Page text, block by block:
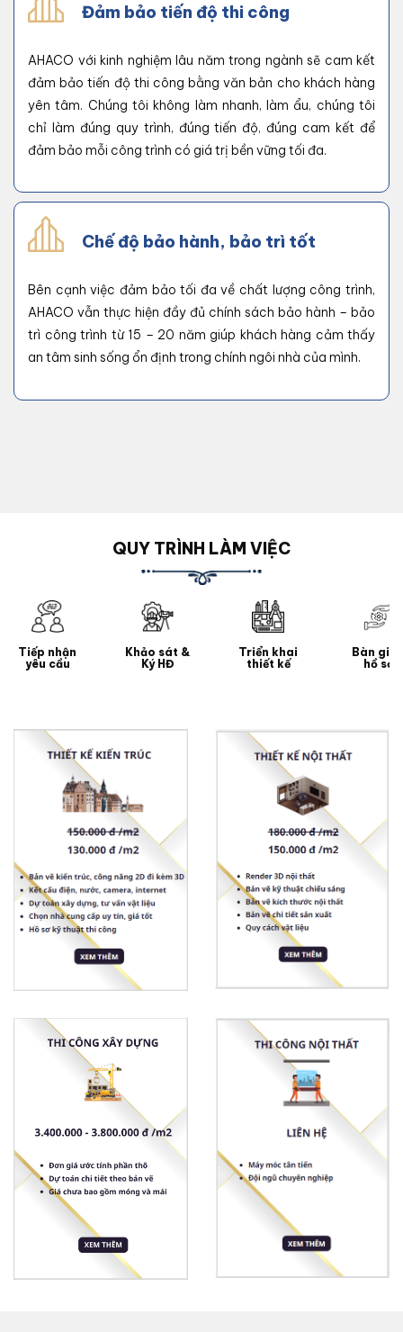
Đảm bảo tiến độ thi công
AHACO với kinh nghiệm lâu năm trong ngành sẽ cam kết
đảm bảo tiến độ thi công bằng văn bản cho khách hàng
yên tâm. Chúng tôi không làm nhanh, làm ẩu, chúng tôi
chỉ làm đúng quy trình, đúng tiến độ, đúng cam kết để
đảm bảo mỗi công trình có giá trị bền vững tối đa.
Chế độ bảo hành, bảo trì tốt
Bên cạnh việc đảm bảo tối đa về chất lượng công trình,
AHACO vẫn thực hiện đầy đủ chính sách bảo hành – bảo
trì công trình từ 15 – 20 năm giúp khách hàng cảm thấy
an tâm sinh sống ổn định trong chính ngôi nhà của mình.
QUY TRÌNH LÀM VIỆC
Tiếp nhận
yêu cầu
Khảo sát &
Ký HĐ
Triển khai
thiết kế
Bàn
hồ sơ